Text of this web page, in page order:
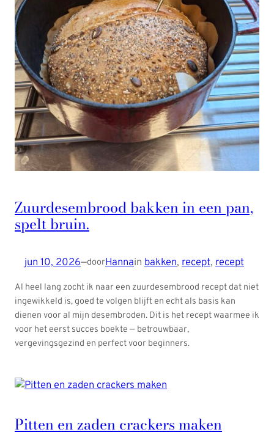
Zuurdesembrood bakken in een pan,
spelt bruin.
jun 10, 2026—doorHannain bakken, recept, recept
Al heel lang zocht ik naar een zuurdesembrood recept dat niet
ingewikkeld is, goed te volgen blijft en echt als basis kan
dienen voor al mijn desembroden. Dit is het recept waarmee ik
voor het eerst succes boekte — betrouwbaar,
vergevingsgezind en perfect voor beginners.
Pitten en zaden crackers maken